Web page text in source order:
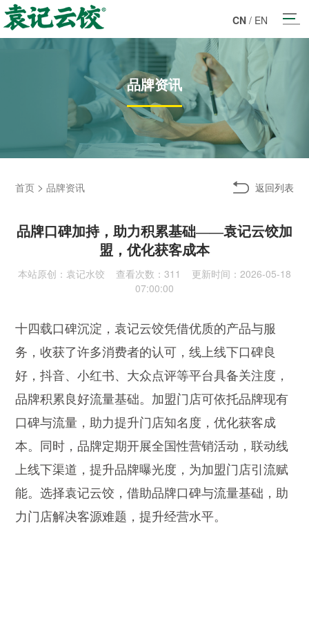
CN / EN
品牌资讯
首页 >品牌资讯 返回列表
品牌口碑加持，助力积累基础——袁记云饺加
盟，优化获客成本
本站原创：袁记水饺 查看次数： 311 更新时间：2026-05-18
07:00:00
十四载口碑沉淀，袁记云饺凭借优质的产品与服
务，收获了许多消费者的认可，线上线下口碑良
好，抖音、小红书、大众点评等平台具备关注度，
品牌积累良好流量基础。加盟门店可依托品牌现有
口碑与流量，助力提升门店知名度，优化获客成
本。同时，品牌定期开展全国性营销活动，联动线
上线下渠道，提升品牌曝光度，为加盟门店引流赋
能。选择袁记云饺，借助品牌口碑与流量基础，助
力门店解决客源难题，提升经营水平。